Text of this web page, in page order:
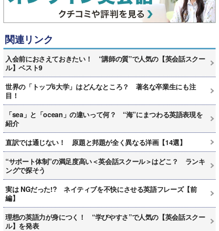
関連リンク
入会前におさえておきたい！ “講師の質”で人気の【英会話スクー
ル】ベスト9
世界の「トップ6大学」はどんなところ？ 著名な卒業生にも注
目！
「sea」と「ocean」の違いって何？ “海”にまつわる英語表現を
紹介
直訳では通じない！ 原題と邦題が全く異なる洋画【14選】
“サポート体制”の満足度高い＜英会話スクール＞はどこ？ ランキ
ングで探そう
実は NGだった!? ネイティブを不快にさせる英語フレーズ【前
編】
理想の英語力が身につく！ “学びやすさ”で人気の【英会話スクー
ル】を発表